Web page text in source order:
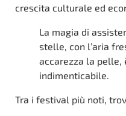
crescita culturale ed
La magia di
stelle, con l’aria
accarezza la pelle,
indimenticabile.
Tra i festival più noti,